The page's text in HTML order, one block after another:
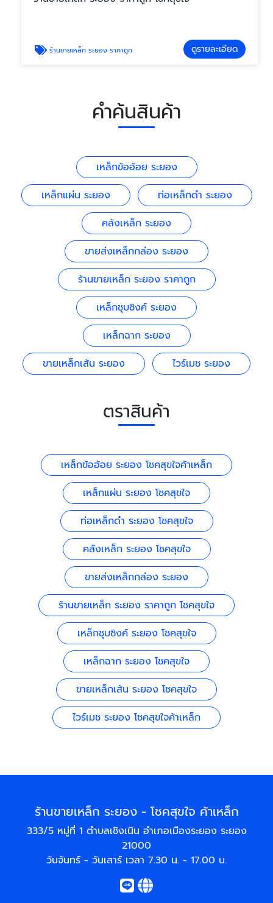
ร้านขายเหล็ก ระยอง ราคาถูก ดูรายละเอียด
คำค้นสินค้า
เหล็กข้ออ้อย ระยอง
เหล็กแผ่น ระยอง
ท่อเหล็กดำ ระยอง
คลังเหล็ก ระยอง
ขายส่งเหล็กกล่อง ระยอง
ร้านขายเหล็ก ระยอง ราคาถูก
เหล็กชุบซิงค์ ระยอง
เหล็กฉาก ระยอง
ขายเหล็กเส้น ระยอง
ไวร์เมช ระยอง
ตราสินค้า
เหล็กข้ออ้อย ระยอง โชคสุขใจค้าเหล็ก
เหล็กแผ่น ระยอง โชคสุขใจ
ท่อเหล็กดำ ระยอง โชคสุขใจ
คลังเหล็ก ระยอง โชคสุขใจ
ขายส่งเหล็กกล่อง ระยอง
ร้านขายเหล็ก ระยอง ราคาถูก โชคสุขใจ
เหล็กชุบซิงค์ ระยอง โชคสุขใจ
เหล็กฉาก ระยอง โชคสุขใจ
ขายเหล็กเส้น ระยอง โชคสุขใจ
ไวร์เมช ระยอง โชคสุขใจค้าเหล็ก
ร้านขายเหล็ก ระยอง - โชคสุขใจ ค้าเหล็ก
333/5 หมู่ที่ 1 ตำบลเชิงเนิน อำเภอเมืองระยอง ระยอง
21000
วันจันทร์ - วันเสาร์ เวลา 7.30 น. - 17.00 น.